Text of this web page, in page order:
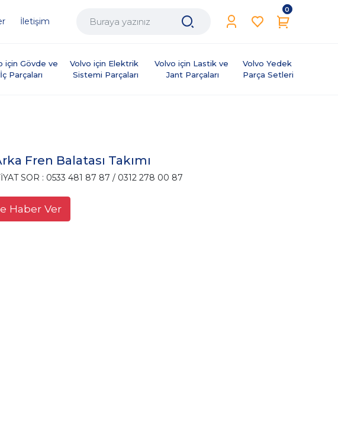
İletişim
0
için Gövde ve
İç Parçaları
Volvo için Elektrik
Sistemi Parçaları
Volvo için Lastik ve
Jant Parçaları
Volvo Yedek
Parça Setleri
Fren Balatası Takımı
SOR : 0533 481 87 87 / 0312 278 00 87
Haber Ver